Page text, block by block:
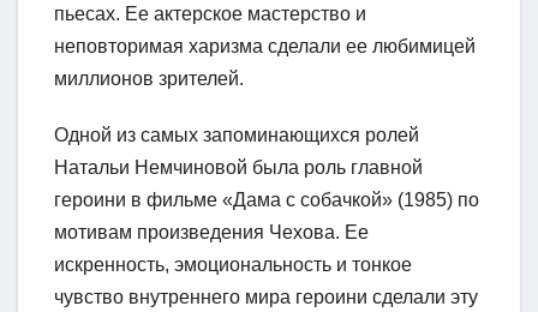
пьесах. Ее актерское мастерство и
неповторимая харизма сделали ее любимицей
миллионов зрителей.
Одной из самых запоминающихся ролей
Натальи Немчиновой была роль главной
героини в фильме «Дама с собачкой» (1985) по
мотивам произведения Чехова. Ее
искренность, эмоциональность и тонкое
чувство внутреннего мира героини сделали эту